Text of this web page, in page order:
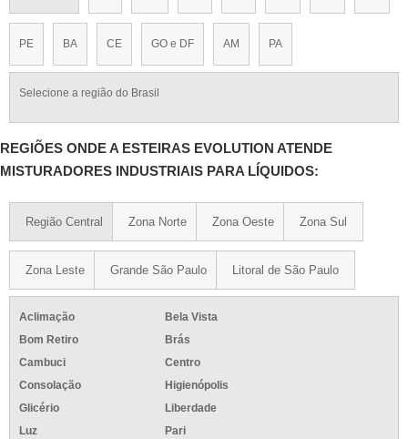
PE BA CE GO e DF AM PA
Selecione a região do Brasil
REGIÕES ONDE A ESTEIRAS EVOLUTION ATENDE
MISTURADORES INDUSTRIAIS PARA LÍQUIDOS:
Região Central Zona Norte Zona Oeste Zona Sul
Zona Leste Grande São Paulo Litoral de São Paulo
Aclimação
Bela Vista
Bom Retiro
Brás
Cambuci
Centro
Consolação
Higienópolis
Glicério
Liberdade
Luz
Pari